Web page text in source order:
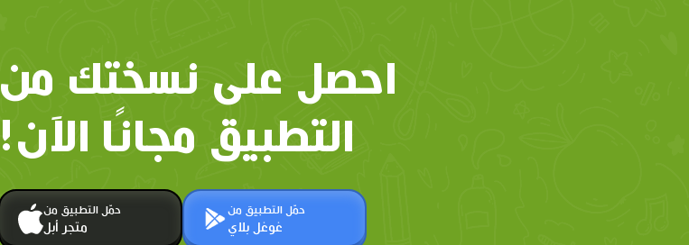
احصل على نسختك من
التطبيق مجانًا الآن!
حمّل التطبيق من
متجر أبل
حمّل التطبيق من
غوغل بلاي